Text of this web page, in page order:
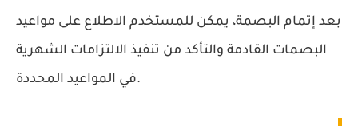
بعد إتمام البصمة، يمكن للمستخدم الاطلاع على مواعيد
البصمات القادمة والتأكد من تنفيذ الالتزامات الشهرية
في المواعيد المحددة.